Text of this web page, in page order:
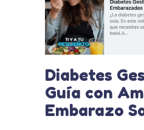
Diabetes
Guía con
Embarazo